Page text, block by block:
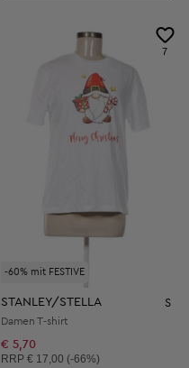
-60% mit FESTIVE
7
STANLEY/STELLA S
Damen T-shirt
€ 5,70
Unverbindliche Preisempfehlung:
RRP € 17,00 (-66%)